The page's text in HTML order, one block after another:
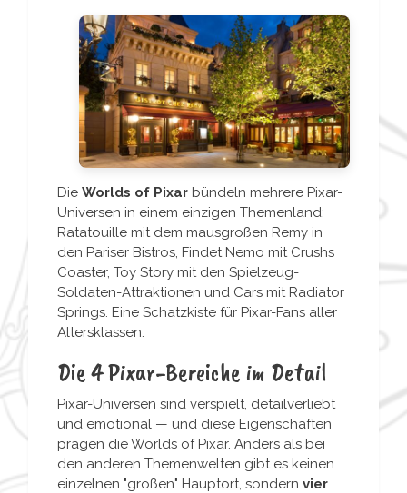
Die Worlds of Pixar bündeln mehrere Pixar-
Universen in einem einzigen Themenland:
Ratatouille mit dem mausgroßen Remy in
den Pariser Bistros, Findet Nemo mit Crushs
Coaster, Toy Story mit den Spielzeug-
Soldaten-Attraktionen und Cars mit Radiator
Springs. Eine Schatzkiste für Pixar-Fans aller
Altersklassen.
Die 4 Pixar-Bereiche im Detail
Pixar-Universen sind verspielt, detailverliebt
und emotional — und diese Eigenschaften
prägen die Worlds of Pixar. Anders als bei
den anderen Themenwelten gibt es keinen
einzelnen "großen" Hauptort, sondern vier